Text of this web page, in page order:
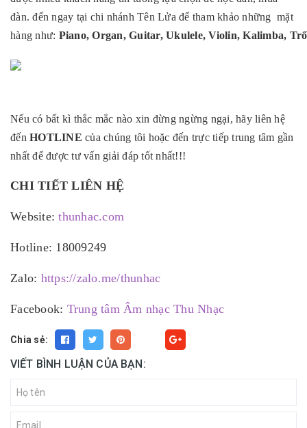
đàn. đến ngay tại chi nhánh Tên Lửa để tham khảo những mặt
hàng như: Piano,Organ, Guitar, Ukulele,Violin,Kalimba,
Nếu có bất kì thắc mắc nào xin đừng ngừng ngại, hãy liên hệ
đến HOTLINE của chúng tôi hoặc đến trực tiếp trung tâm gần
nhất để được tư vấn giải đáp tốt nhất!!!
CHI TIẾT LIÊN HỆ
Website:thunhac.com
Hotline: 18009249
Zalo: https://zalo.me/thunhac
Facebook: Trung tâm Âm nhạc Thu Nhạc
Chia sẻ:
VIẾT BÌNH LUẬN CỦA BẠN: